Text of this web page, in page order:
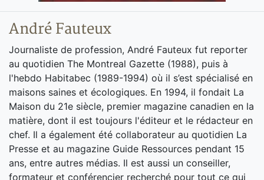
André Fauteux
Journaliste de profession, André Fauteux fut reporter
au quotidien The Montreal Gazette (1988), puis à
l'hebdo Habitabec (1989-1994) où il s’est spécialisé en
maisons saines et écologiques. En 1994, il fondait La
Maison du 21e siècle, premier magazine canadien en la
matière, dont il est toujours l'éditeur et le rédacteur en
chef. Il a également été collaborateur au quotidien La
Presse et au magazine Guide Ressources pendant 15
ans, entre autres médias. Il est aussi un conseiller,
formateur et conférencier recherché pour tout ce qui